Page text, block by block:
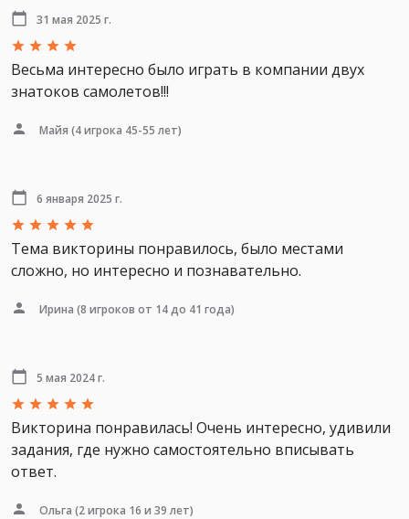
31 мая 2025 г.
Весьма интересно было играть в компании двух
знатоков самолетов!!!
Майя (4 игрока 45-55 лет)
6 января 2025 г.
Тема викторины понравилось, было местами
сложно, но интересно и познавательно.
Ирина (8 игроков от 14 до 41 года)
5 мая 2024 г.
Викторина понравилась! Очень интересно, удивили
задания, где нужно самостоятельно вписывать
ответ.
Ольга (2 игрока 16 и 39 лет)